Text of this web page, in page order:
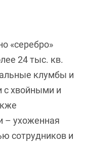
«серебро»
24 тыс. кв.
клумбы и
с хвойными и
– ухоженная
сотрудников и